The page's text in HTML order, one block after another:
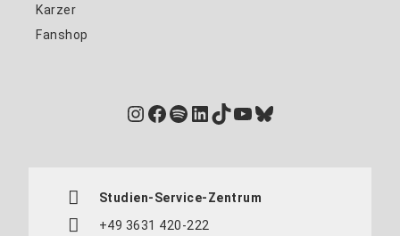
Karzer
Fanshop
Instagram
Facebook
Spotify
LinkedIn
TikTok
YouTube
Bluesky
Studien-Service-Zentrum
+49 3631 420-222